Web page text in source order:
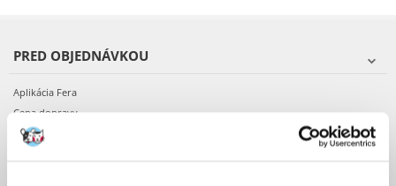
PRED OBJEDNÁVKOU
Aplikácia Fera
Cena dopravy
Doba realizácie objednávok